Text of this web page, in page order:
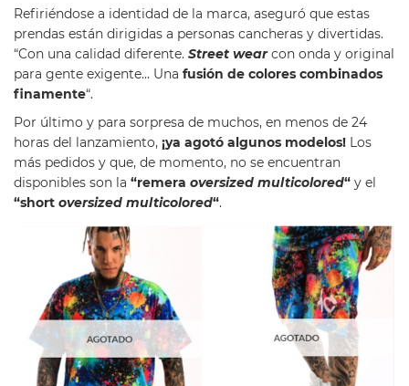
Refiriéndose a identidad de la marca, aseguró que estas
prendas están dirigidas a personas cancheras y divertidas.
“Con una calidad diferente. Street wearcon onda y original
para gente exigente… Una fusión de colores combinados
finamente“.
Por último y para sorpresa de muchos, en menos de 24
horas del lanzamiento, ¡ya agotó algunos modelos! Los
más pedidos y que, de momento, no se encuentran
disponibles son la “remera oversized multicolored“ y el
“short oversized multicolored“.